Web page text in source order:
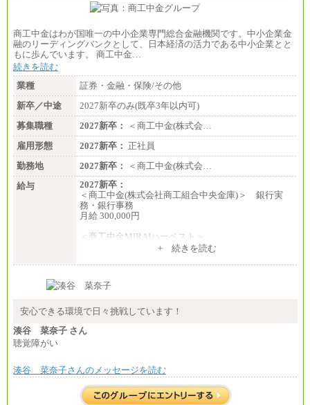
商工中金はわが国唯一の中小企業専門総合金融機関です。中小企業金
融のリーディングバンクとして、日本経済の活力である中小企業とと
もに歩んでいます。 商工中金…
続きを読む
業種
証券・金融・保険/その他
新卒／中途
2027新卒のみ(既卒3年以内可)
募集職種
2027新卒：
＜商工中金(株式会…
雇用形態
2027新卒： 正社員
勤務地
2027新卒：
＜商工中金(株式会…
給与
2027新卒：
＜商工中金(株式会社商工組合中央金庫)＞ 銀行実
務・銀行事務
月給 300,000円
＜商工中金MIRAIハーベスト＞
+ 続きを読む
安心できる環境で日々挑戦しています！
湊谷 菜奈子 さん
聴覚障がい
湊谷 菜奈子さんのメッセージを読む